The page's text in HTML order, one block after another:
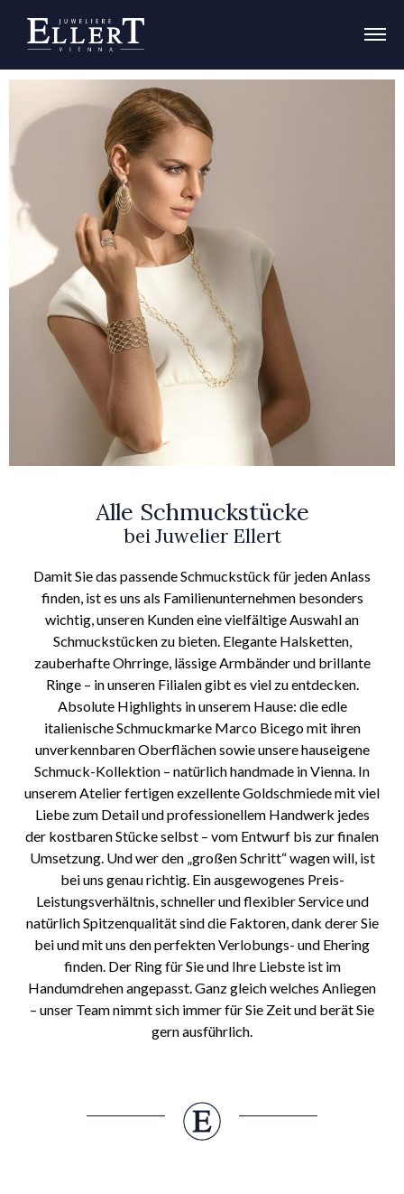
Alle Schmuckstücke
bei Juwelier Ellert
Damit Sie das passende Schmuckstück für jeden Anlass
finden, ist es uns als Familienunternehmen besonders
wichtig, unseren Kunden eine vielfältige Auswahl an
Schmuckstücken zu bieten. Elegante Halsketten,
zauberhafte Ohrringe, lässige Armbänder und brillante
Ringe – in unseren Filialen gibt es viel zu entdecken.
Absolute Highlights in unserem Hause: die edle
italienische Schmuckmarke Marco Bicego mit ihren
unverkennbaren Oberflächen sowie unsere hauseigene
Schmuck-Kollektion – natürlich handmade in Vienna. In
unserem Atelier fertigen exzellente Goldschmiede mit viel
Liebe zum Detail und professionellem Handwerk jedes
der kostbaren Stücke selbst – vom Entwurf bis zur finalen
Umsetzung. Und wer den „großen Schritt“ wagen will, ist
bei uns genau richtig. Ein ausgewogenes Preis-
Leistungsverhältnis, schneller und flexibler Service und
natürlich Spitzenqualität sind die Faktoren, dank derer Sie
bei und mit uns den perfekten Verlobungs- und Ehering
finden. Der Ring für Sie und Ihre Liebste ist im
Handumdrehen angepasst. Ganz gleich welches Anliegen
– unser Team nimmt sich immer für Sie Zeit und berät Sie
gern ausführlich.